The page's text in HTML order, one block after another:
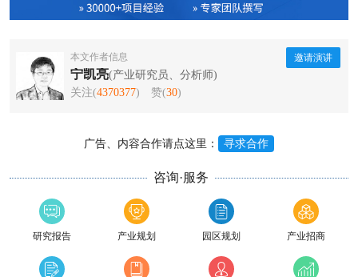
本文作者信息
宁凯亮(产业研究员、分析师)
关注(4370377) 赞(30)
邀请演讲
广告、内容合作请点这里： 寻求合作
咨询·服务
研究报告 产业规划 园区规划 产业招商